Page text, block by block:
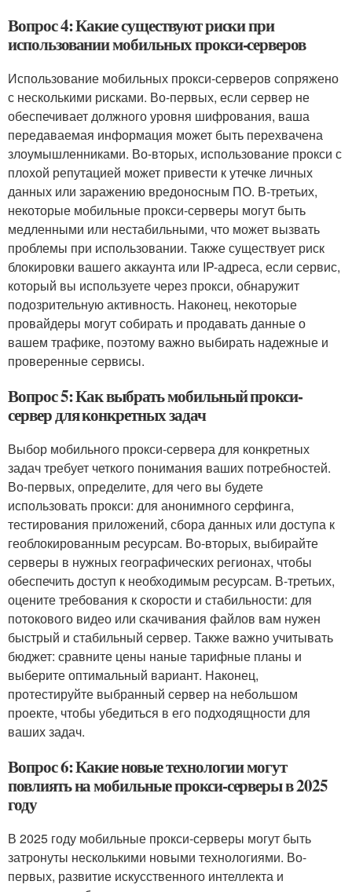
Вопрос 4: Какие существуют риски при
использовании мобильных прокси-серверов
Использование мобильных прокси-серверов сопряжено
с несколькими рисками. Во-первых, если сервер не
обеспечивает должного уровня шифрования, ваша
передаваемая информация может быть перехвачена
злоумышленниками. Во-вторых, использование прокси с
плохой репутацией может привести к утечке личных
данных или заражению вредоносным ПО. В-третьих,
некоторые мобильные прокси-серверы могут быть
медленными или нестабильными, что может вызвать
проблемы при использовании. Также существует риск
блокировки вашего аккаунта или IP-адреса, если сервис,
который вы используете через прокси, обнаружит
подозрительную активность. Наконец, некоторые
провайдеры могут собирать и продавать данные о
вашем трафике, поэтому важно выбирать надежные и
проверенные сервисы.
Вопрос 5: Как выбрать мобильный прокси-
сервер для конкретных задач
Выбор мобильного прокси-сервера для конкретных
задач требует четкого понимания ваших потребностей.
Во-первых, определите, для чего вы будете
использовать прокси: для анонимного серфинга,
тестирования приложений, сбора данных или доступа к
геоблокированным ресурсам. Во-вторых, выбирайте
серверы в нужных географических регионах, чтобы
обеспечить доступ к необходимым ресурсам. В-третьих,
оцените требования к скорости и стабильности: для
потокового видео или скачивания файлов вам нужен
быстрый и стабильный сервер. Также важно учитывать
бюджет: сравните цены наные тарифные планы и
выберите оптимальный вариант. Наконец,
протестируйте выбранный сервер на небольшом
проекте, чтобы убедиться в его подходящности для
ваших задач.
Вопрос 6: Какие новые технологии могут
повлиять на мобильные прокси-серверы в 2025
году
В 2025 году мобильные прокси-серверы могут быть
затронуты несколькими новыми технологиями. Во-
первых, развитие искусственного интеллекта и